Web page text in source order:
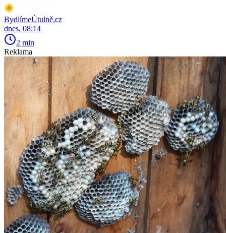
BydlímeÚtulně.cz
dnes, 08:14
2 min
Reklama